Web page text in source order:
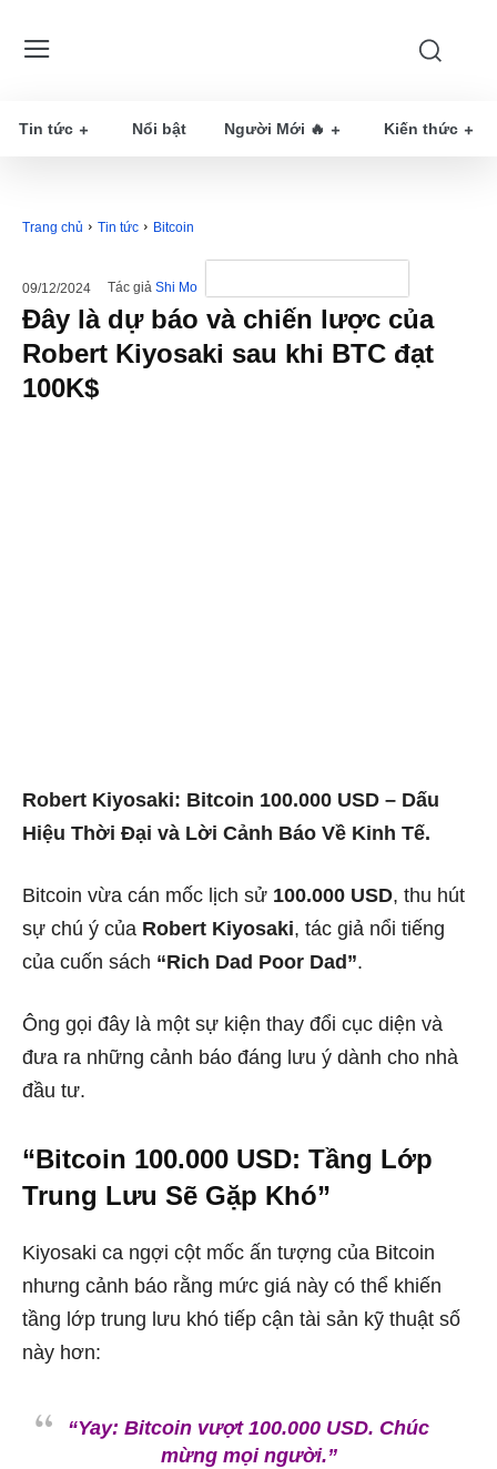
Tin tức Nổi bật Người Mới 🔥 Kiến thức
Trang chủ Tin tức Bitcoin
09/12/2024 Tác giả Shi Mo
Đây là dự báo và chiến lược của
Robert Kiyosaki sau khi BTC đạt
100K$
Robert Kiyosaki: Bitcoin 100.000 USD – Dấu
Hiệu Thời Đại và Lời Cảnh Báo Về Kinh Tế.
Bitcoin vừa cán mốc lịch sử 100.000 USD, thu hút
sự chú ý của Robert Kiyosaki, tác giả nổi tiếng
của cuốn sách “Rich Dad Poor Dad”.
Ông gọi đây là một sự kiện thay đổi cục diện và
đưa ra những cảnh báo đáng lưu ý dành cho nhà
đầu tư.
“Bitcoin 100.000 USD: Tầng Lớp
Trung Lưu Sẽ Gặp Khó”
Kiyosaki ca ngợi cột mốc ấn tượng của Bitcoin
nhưng cảnh báo rằng mức giá này có thể khiến
tầng lớp trung lưu khó tiếp cận tài sản kỹ thuật số
này hơn:
“Yay: Bitcoin vượt 100.000 USD. Chúc
mừng mọi người.”